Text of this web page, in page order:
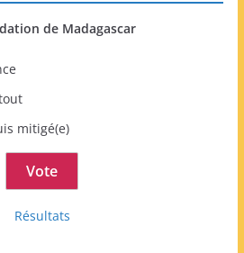
de Madagascar
mitigé(e)
Résultats